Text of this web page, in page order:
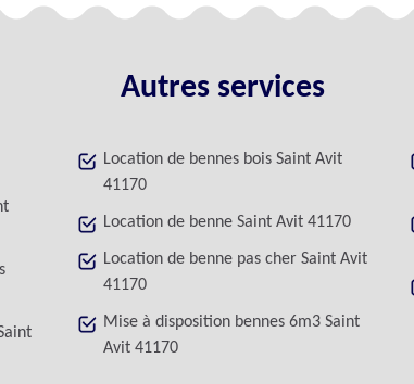
Autres services
Location de bennes bois Saint Avit
41170
Location de benne Saint Avit 41170
Location de benne pas cher Saint Avit
41170
Mise à disposition bennes 6m3 Saint
Avit 41170